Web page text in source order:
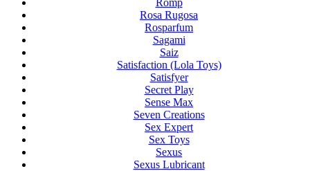
Rosa Rugosa
Rosparfum
Sagami
Saiz
Satisfaction (Lola Toys)
Satisfyer
Secret Play
Sense Max
Seven Creations
Sex Expert
Sex Toys
Sexus
Sexus Lubricant